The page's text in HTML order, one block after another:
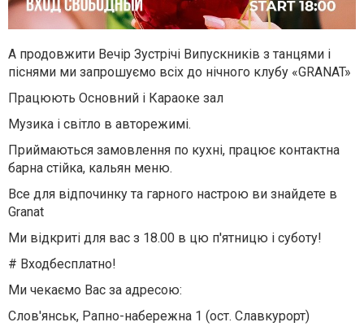
А продовжити Вечір Зустрічі Випускників з танцями і
піснями ми запрошуємо всіх до нічного клубу «GRANAT»
Працюють Основний і Караоке зал
Музика і світло в авторежимі.
Приймаються замовлення по кухні, працює контактна
барна стійка, кальян меню.
Все для відпочинку та гарного настрою ви знайдете в
Granat
Ми відкриті для вас з 18.00 в цю п'ятницю і суботу!
# Входбесплатно!
Ми чекаємо Вас за адресою:
Слов'янськ, Рапно-набережна 1 (ост. Славкурорт)